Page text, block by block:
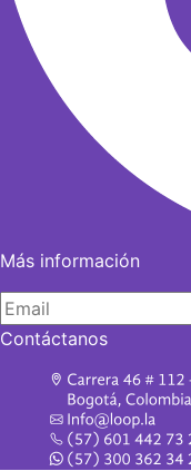
Más información
Contáctanos